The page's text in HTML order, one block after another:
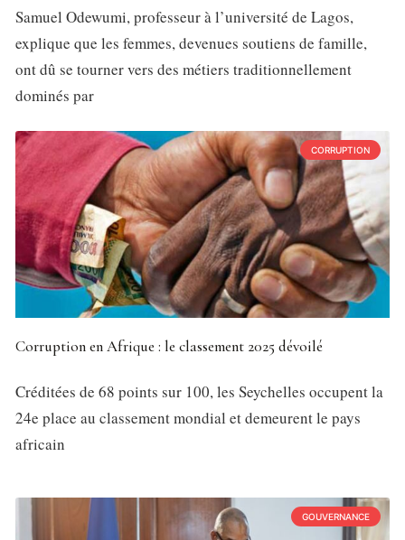
Samuel Odewumi, professeur à l’université de Lagos,
explique que les femmes, devenues soutiens de famille,
ont dû se tourner vers des métiers traditionnellement
dominés par
CORRUPTION
Corruption en Afrique : le classement 2025 dévoilé
Créditées de 68 points sur 100, les Seychelles occupent la
24e place au classement mondial et demeurent le pays
africain
GOUVERNANCE